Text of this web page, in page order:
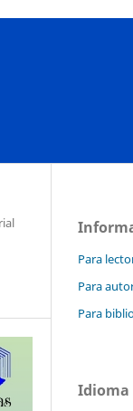
Para
Para
Para
Idioma